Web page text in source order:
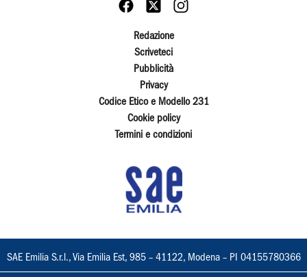
Redazione
Scriveteci
Pubblicità
Privacy
Codice Etico e Modello 231
Cookie policy
Termini e condizioni
SAE Emilia S.r.l., Via Emilia Est, 985 – 41122, Modena – PI 04155780366